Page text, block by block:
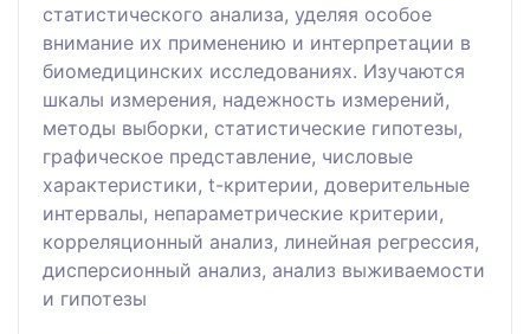
статистического анализа, уделяя особое
внимание их применению и интерпретации в
биомедицинских исследованиях. Изучаются
шкалы измерения, надежность измерений,
методы выборки, статистические гипотезы,
графическое представление, числовые
характеристики, t-критерии, доверительные
интервалы, непараметрические критерии,
корреляционный анализ, линейная регрессия,
дисперсионный анализ, анализ выживаемости
и гипотезы